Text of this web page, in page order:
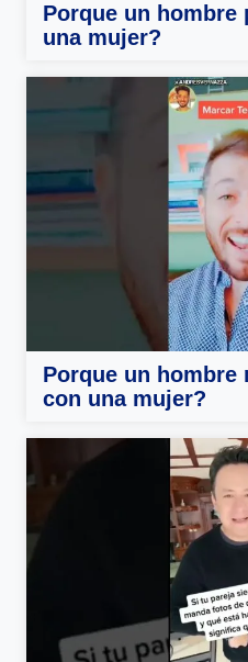
Porque un hombre
una mujer?
Porque un
con una mujer?